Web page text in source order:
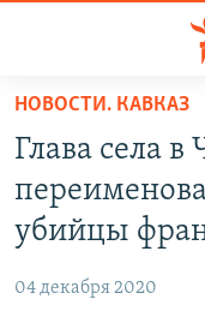
упрощенного
доступа
основному
Вернутся
АВТОРСКИЕ
МНЕНИЯ
НОВОСТИ. КАВКАЗ
Глава села в
убийцы
04 декабря 2020